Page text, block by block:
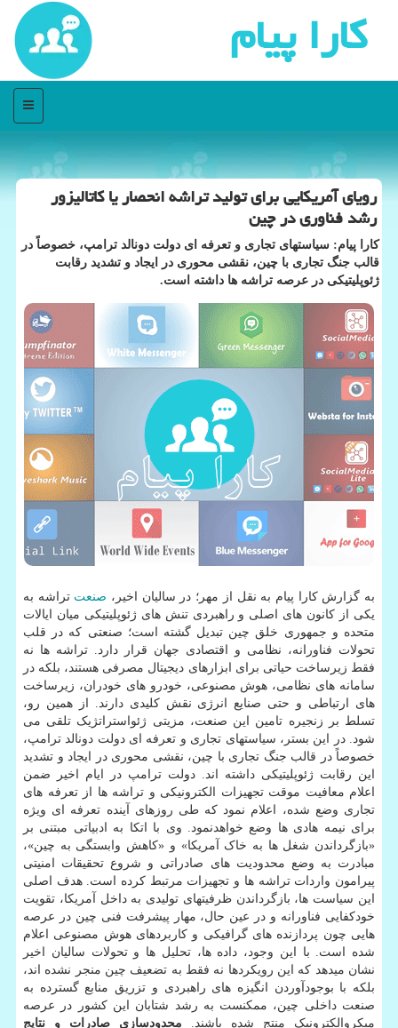
كارا پیام
منو
رویای آمریکایی برای تولید تراشه انحصار یا کاتالیزور
رشد فناوری در چین
کارا پیام: سیاستهای تجاری و تعرفه ای دولت دونالد ترامپ، خصوصاً در
قالب جنگ تجاری با چین، نقشی محوری در ایجاد و تشدید رقابت
ژئوپلیتیکی در عرصه تراشه ها داشته است.
به گزارش کارا پیام به نقل از مهر؛ در سالیان اخیر، صنعت تراشه به
یکی از کانون های اصلی و راهبردی تنش های ژئوپلیتیکی میان ایالات
متحده و جمهوری خلق چین تبدیل گشته است؛ صنعتی که در قلب
تحولات فناورانه، نظامی و اقتصادی جهان قرار دارد. تراشه ها نه
فقط زیرساخت حیاتی برای ابزارهای دیجیتال مصرفی هستند، بلکه در
سامانه های نظامی، هوش مصنوعی، خودرو های خودران، زیرساخت
های ارتباطی و حتی صنایع انرژی نقش کلیدی دارند. از همین رو،
تسلط بر زنجیره تامین این صنعت، مزیتی ژئواستراتژیک تلقی می
شود. در این بستر، سیاستهای تجاری و تعرفه ای دولت دونالد ترامپ،
خصوصاً در قالب جنگ تجاری با چین، نقشی محوری در ایجاد و تشدید
این رقابت ژئوپلیتیکی داشته اند. دولت ترامپ در ایام اخیر ضمن
اعلام معافیت موقت تجهیزات الکترونیکی و تراشه ها از تعرفه های
تجاری وضع شده، اعلام نمود که طی روزهای آینده تعرفه ای ویژه
برای نیمه هادی ها وضع خواهدنمود. وی با اتکا به ادبیاتی مبتنی بر
«بازگرداندن شغل ها به خاک آمریکا» و «کاهش وابستگی به چین»،
مبادرت به وضع محدودیت های صادراتی و شروع تحقیقات امنیتی
پیرامون واردات تراشه ها و تجهیزات مرتبط کرده است. هدف اصلی
این سیاست ها، بازگرداندن ظرفیتهای تولیدی به داخل آمریکا، تقویت
خودکفایی فناورانه و در عین حال، مهار پیشرفت فنی چین در عرصه
هایی چون پردازنده های گرافیکی و کاربردهای هوش مصنوعی اعلام
شده است. با این وجود، داده ها، تحلیل ها و تحولات سالیان اخیر
نشان میدهد که این رویکردها نه فقط به تضعیف چین منجر نشده اند،
بلکه با بوجودآوردن انگیزه های راهبردی و تزریق منابع گسترده به
صنعت داخلی چین، ممکنست به رشد شتابان این کشور در عرصه
میکروالکترونیک منتج شده باشند. محدودسازی صادرات و نتایج